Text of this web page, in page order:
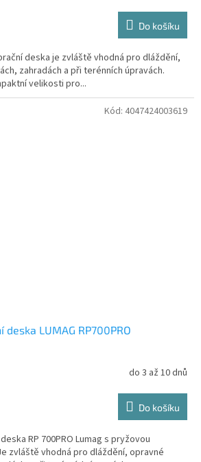
Do košíku
deska je zvláště vhodná pro dláždění,
zahradách a při terénních úpravách.
velikosti pro...
deska LUMAG RP700PRO
do 3 až 10 dnů
Do košíku
RP 700PRO Lumag s pryžovou
zvláště vhodná pro dláždění, opravné
Kód: 4047424003619